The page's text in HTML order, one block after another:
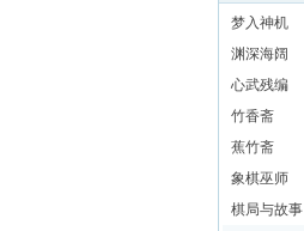
象棋
梦入神机
渊深海阔
心武残编
竹香斋
蕉竹斋
象棋巫师
棋局与故事